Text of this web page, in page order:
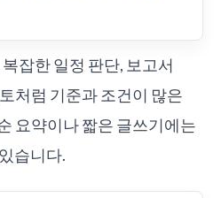
잡한 일정 판단, 보고서
처럼 기준과 조건이 많은
요약이나 짧은 글쓰기에는
습니다.